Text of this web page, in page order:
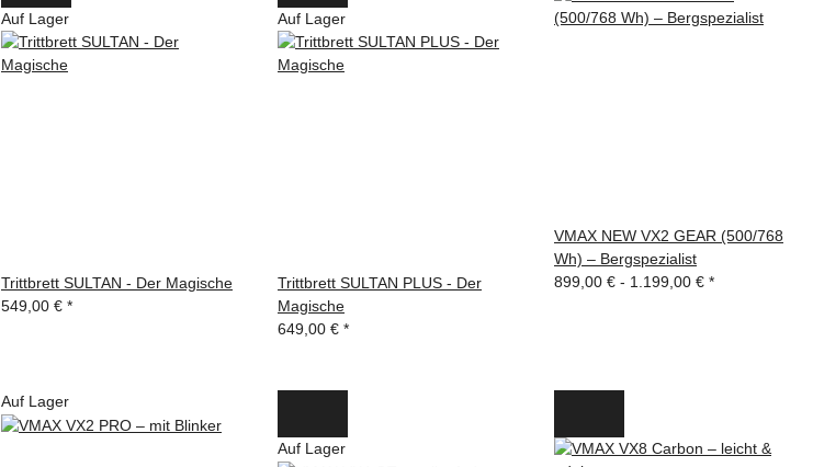
Auf Lager
Trittbrett SULTAN - Der Magische
549,00 € *
Auf Lager
Trittbrett SULTAN PLUS - Der
Magische
649,00 € *
VMAX NEW VX2 GEAR (500/768
Wh) – Bergspezialist
899,00 € - 1.199,00 € *
Auf Lager
Auf Lager